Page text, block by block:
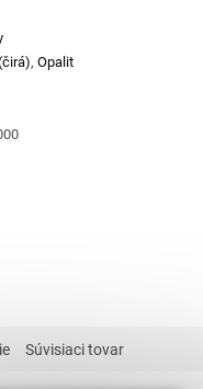
, Opalit
Súvisiaci tovar